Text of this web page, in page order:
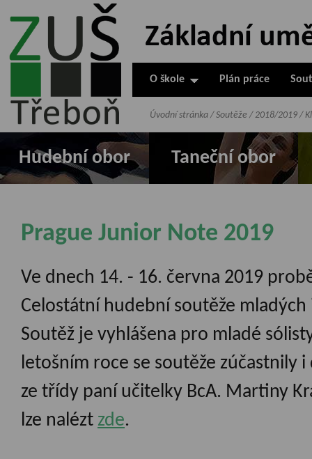
ZUŠ Třeboň -
Základní
umělecká škola
O škole Plán práce
Hudební obor Taneční obor
Úvodní stránka / Soutěže / 2018/2019 /
Prague Junior Note 2019
Ve dnech 14. - 16. června 2019
Celostátní hudební soutěže
Soutěž je vyhlášena pro mladé
letošním roce se soutěže zúčastnily
ze třídy paní učitelky BcA. Martiny
lze nalézt zde.